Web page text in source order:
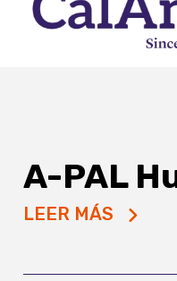
A-PAL
LEER MÁS